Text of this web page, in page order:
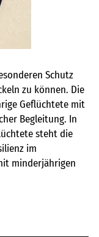
Schutz
zu können. Die
Geflüchtete mit
Begleitung. In
steht die
im
minderjährigen